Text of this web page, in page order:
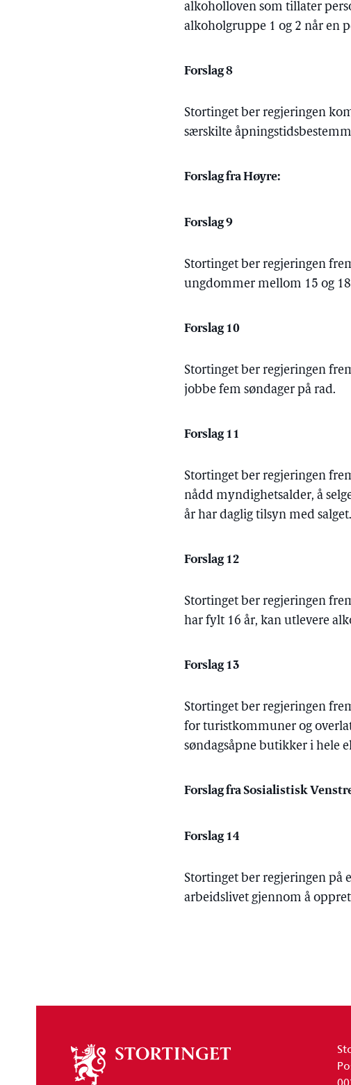
alkoholloven som tillater
alkoholgruppe 1 og 2 når en
Forslag 8
Stortinget ber regjeringen
særskilte
Forslag fra Høyre:
Forslag 9
Stortinget ber regjeringen
ungdommer mellom 15 og
Forslag 10
Stortinget ber regjeringen
jobbe fem søndager på rad.
Forslag 11
Stortinget ber regjeringen
nådd myndighetsalder, å
år har daglig tilsyn med salget.
Forslag 12
Stortinget ber regjeringen
har fylt 16 år, kan utlevere
Forslag 13
Stortinget ber regjeringen
for turistkommuner og
søndagsåpne butikker i hele
Forslag fra Sosialistisk
Forslag 14
Stortinget ber regjeringen på
arbeidslivet gjennom å
stortinget